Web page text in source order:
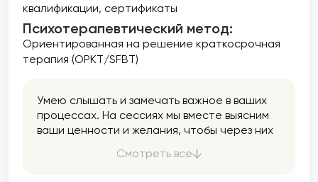
квалификации сертификаты
Психотерапевтический метод:
Ориентированная на решение краткосрочная
терапия (ОРКТ/SFBT)
Умею слышать и замечать важное в ваших
процессах. На сессиях мы вместе выясним
ваши ценности и желания, чтобы через них
расширению границ и возможностей.
Смотреть все